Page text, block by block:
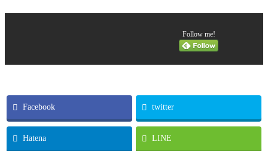
Follow me!
Facebook twitter
Hatena LINE